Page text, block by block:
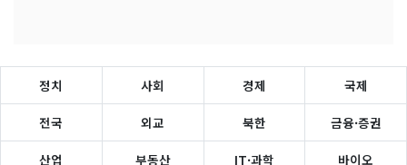
정치 사회 경제 국제
전국 외교 북한 금융·증권
산업 부동산 IT·과학 바이오